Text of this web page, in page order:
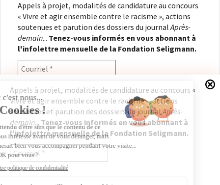
Appels à projet, modalités de candidature au concours
« Vivre et agir ensemble contre le racisme », actions
soutenues et parution des dossiers du journalAprès-
demain... Tenez-vous informés en vous abonnant à
l'infolettre mensuelle de la Fondation Seligmann.
En renseignant votre adresse électronique, vous
consentez à recevoir l'infolettre de la Fondation
Seligmann, conformément à notrepolitique de
confidentialité. Il vous sera possible de vous
désabonner à tout moment.
Appels à projet, modalités de candidature au concours «
Vivre et agir ensemble contre le racisme », actions
soutenues et parution des dossiers du journalAprès-
demain... Tenez-vous informés en vous abonnant à
l'infolettre mensuelle de la Fondation Seligmann.